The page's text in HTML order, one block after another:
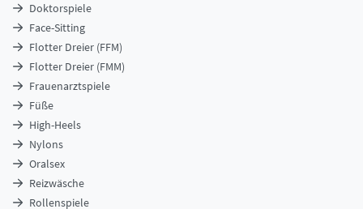
Doktorspiele
Face-Sitting
Flotter Dreier (FFM)
Flotter Dreier (FMM)
Frauenarztspiele
Füße
High-Heels
Nylons
Oralsex
Reizwäsche
Rollenspiele